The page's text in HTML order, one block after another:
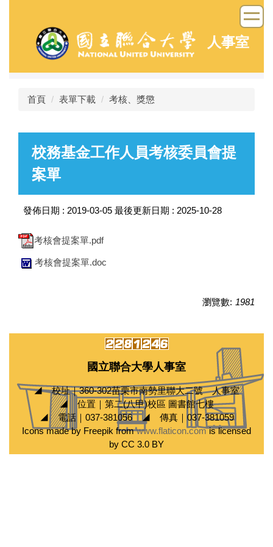
容
人事室
首頁 表單下載 考核、獎懲
校務基金工作人員考核委員會提
案單
發佈日期 : 2019-03-05 最後更新日期 : 2025-10-28
考核會提案單.pdf
考核會提案單.doc
瀏覽數: 1981
國立聯合大學人事室
◢ 校址｜360-302苗栗市南勢里聯大二號 人事室
◢ 位置｜第二(八甲)校區 圖書館七樓
◢ 電話｜037-381056 ◢ 傳真｜037-381059
Icons made by Freepik fromwww.flaticon.comis licensed
by CC 3.0 BY